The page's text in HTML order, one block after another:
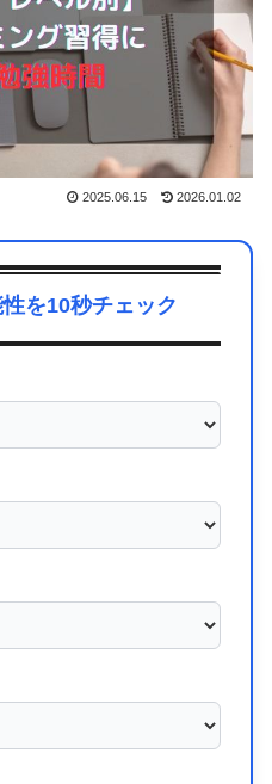
2025.06.15 2026.01.02
を10秒チェック